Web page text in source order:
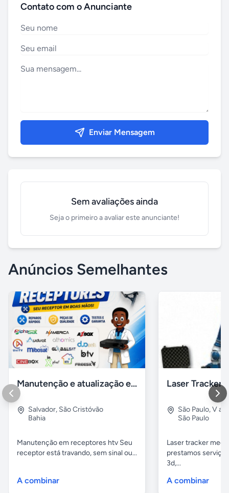
Contato com o Anunciante
Enviar Mensagem
Sem avaliações ainda
Seja o primeiro a avaliar este anunciante!
Anúncios Semelhantes
Manutenção e atualização em receptores Htv em Salvador Ba
Salvador, São Cristóvão
Bahia
Manutenção em receptores htv Seu
receptor está travando, sem sinal ou...
A combinar
São Paulo,V
São Paulo
Laser tracker
prestamos
3d,...
A combinar